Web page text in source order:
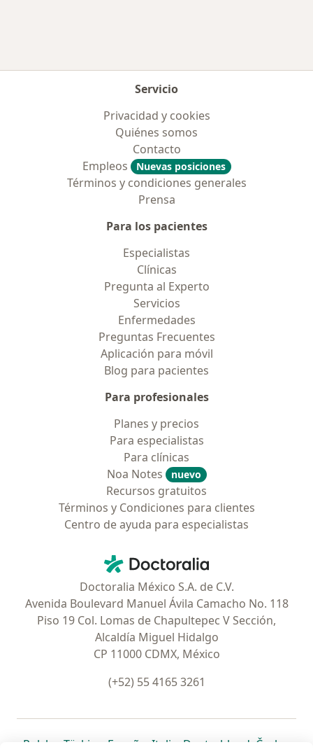
Servicio
Privacidad y cookies
Quiénes somos
Contacto
Empleos
Nuevas posiciones
Términos y condiciones generales
Prensa
Para los pacientes
Especialistas
Clínicas
Pregunta al Experto
Servicios
Enfermedades
Preguntas Frecuentes
Aplicación para móvil
Blog para pacientes
Para profesionales
Planes y precios
Para especialistas
Para clínicas
Noa Notes
nuevo
Recursos gratuitos
Términos y Condiciones para clientes
Centro de ayuda para especialistas
Doctoralia - Página de inicio
Doctoralia México S.A. de C.V.
Avenida Boulevard Manuel Ávila Camacho No. 118
Piso 19 Col. Lomas de Chapultepec V Sección,
Alcaldía Miguel Hidalgo
CP 11000 CDMX, México
(+52) 55 4165 3261
Polska se abre en una nueva pestaña
Türkiye se abre en una nueva pestaña
España se abre en una nueva pestaña
Italia se abre en una nueva
Deutschlandse abre en
Česko